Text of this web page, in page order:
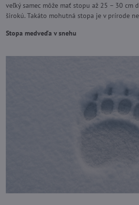
veľký samec môže mať stopu až 25 – 30 cm
širokú. Takáto mohutná stopa je v prírode
Stopa medveďa v snehu